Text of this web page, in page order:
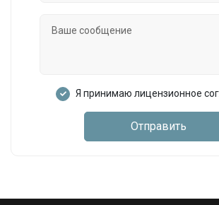
Я принимаю лицензионное
Отправить